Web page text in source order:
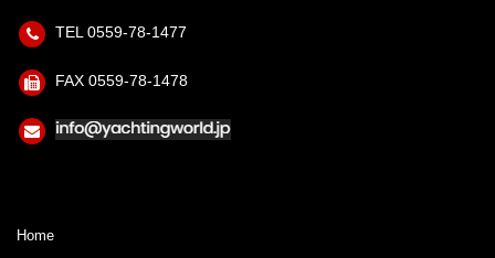
TEL 0559-78-1477
FAX 0559-78-1478
Home